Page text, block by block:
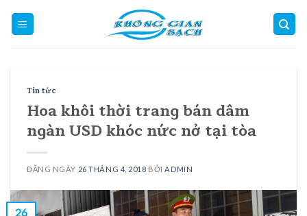
Tin tức
Hoa khôi thời trang bán dâm
ngàn USD khóc nức nở tại tòa
ĐĂNG NGÀY 26 THÁNG 4, 2018 BỞI ADMIN
26